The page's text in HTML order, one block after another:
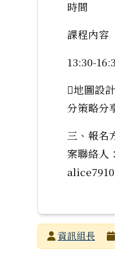
時間
課程內容
13:30-
地圖設
分策略分
三、報名
案聯絡人
發布者資訊組長